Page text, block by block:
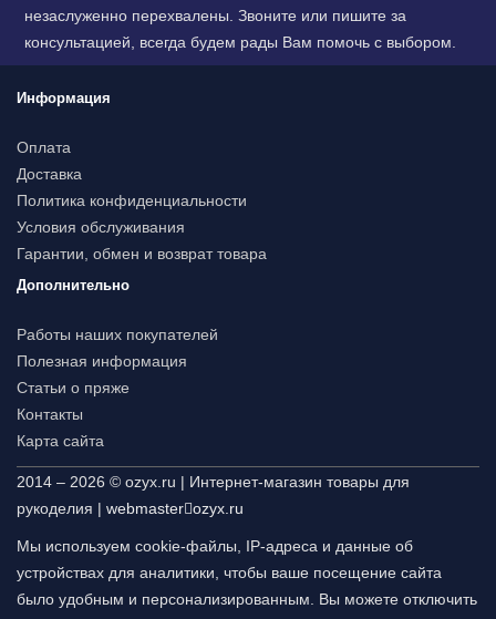
незаслуженно перехвалены. Звоните или пишите за
консультацией, всегда будем рады Вам помочь с выбором.
Информация
Оплата
Доставка
Политика конфиденциальности
Условия обслуживания
Гарантии, обмен и возврат товара
Дополнительно
Работы наших покупателей
Полезная информация
Статьи о пряже
Контакты
Карта сайта
2014 – 2026 © ozyx.ru | Интернет-магазин товары для
рукоделия | webmaster ozyx.ru
Мы используем cookie-файлы, IP-адреса и данные об
устройствах для аналитики, чтобы ваше посещение сайта
было удобным и персонализированным. Вы можете отключить